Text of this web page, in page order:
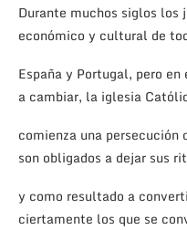
Durante muchos siglos los
económico y cultural de
España y Portugal, pero
a cambiar, la iglesia
comienza una
son obligados a dejar sus
y como resultado a
ciertamente los que se